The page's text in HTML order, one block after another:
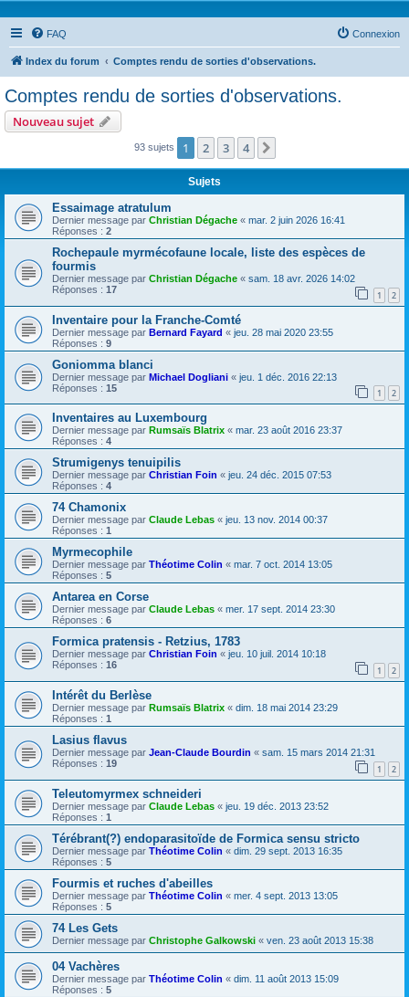
FAQ Connexion
Index du forum Comptes rendu de sorties d'observations.
Comptes rendu de sorties d'observations.
Nouveau sujet
93 sujets 1 2 3 4
Sujets
Essaimage atratulum
Dernier message par Christian Dégache « mar. 2 juin 2026 16:41
Réponses : 2
Rochepaule myrmécofaune locale, liste des espèces de
fourmis
Dernier message par Christian Dégache « sam. 18 avr. 2026 14:02
Réponses : 17 1 2
Inventaire pour la Franche-Comté
Dernier message par Bernard Fayard « jeu. 28 mai 2020 23:55
Réponses : 9
Goniomma blanci
Dernier message par Michael Dogliani « jeu. 1 déc. 2016 22:13
Réponses : 15 1 2
Inventaires au Luxembourg
Dernier message par Rumsaïs Blatrix « mar. 23 août 2016 23:37
Réponses : 4
Strumigenys tenuipilis
Dernier message par Christian Foin « jeu. 24 déc. 2015 07:53
Réponses : 4
74 Chamonix
Dernier message par Claude Lebas « jeu. 13 nov. 2014 00:37
Réponses : 1
Myrmecophile
Dernier message par Théotime Colin « mar. 7 oct. 2014 13:05
Réponses : 5
Antarea en Corse
Dernier message par Claude Lebas « mer. 17 sept. 2014 23:30
Réponses : 6
Formica pratensis - Retzius, 1783
Dernier message par Christian Foin « jeu. 10 juil. 2014 10:18
Réponses : 16 1 2
Intérêt du Berlèse
Dernier message par Rumsaïs Blatrix « dim. 18 mai 2014 23:29
Réponses : 1
Lasius flavus
Dernier message par Jean-Claude Bourdin « sam. 15 mars 2014 21:31
Réponses : 19 1 2
Teleutomyrmex schneideri
Dernier message par Claude Lebas « jeu. 19 déc. 2013 23:52
Réponses : 1
Térébrant(?) endoparasitoïde de Formica sensu stricto
Dernier message par Théotime Colin « dim. 29 sept. 2013 16:35
Réponses : 5
Fourmis et ruches d'abeilles
Dernier message par Théotime Colin « mer. 4 sept. 2013 13:05
Réponses : 5
74 Les Gets
Dernier message par Christophe Galkowski « ven. 23 août 2013 15:38
04 Vachères
Dernier message par Théotime Colin « dim. 11 août 2013 15:09
Réponses : 5